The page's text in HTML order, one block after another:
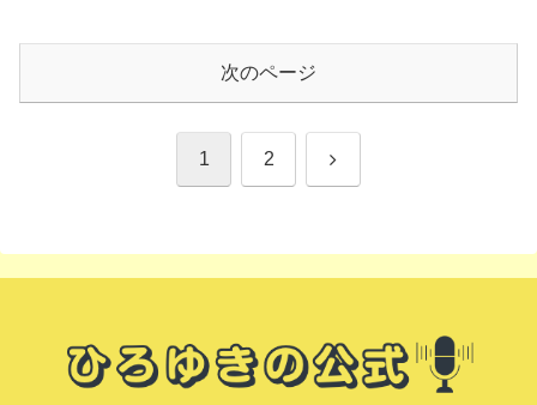
次のページ
1 2 次